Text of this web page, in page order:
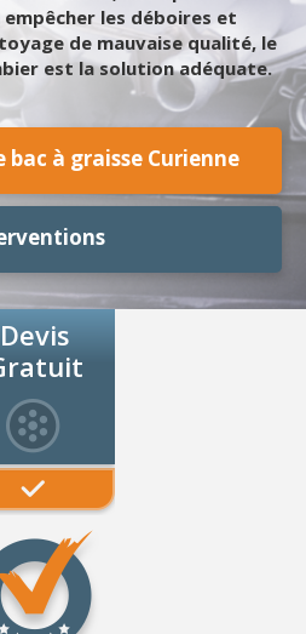
les déboires et
de mauvaise qualité, le
est la solution adéquate.
bac à graisse Curienne
Devis